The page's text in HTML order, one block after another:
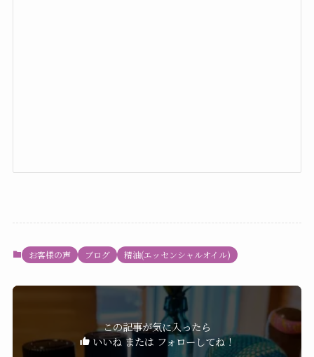
お客様の声 ブログ 精油(エッセンシャルオイル)
この記事が気に入ったら
いいね または フォローしてね！